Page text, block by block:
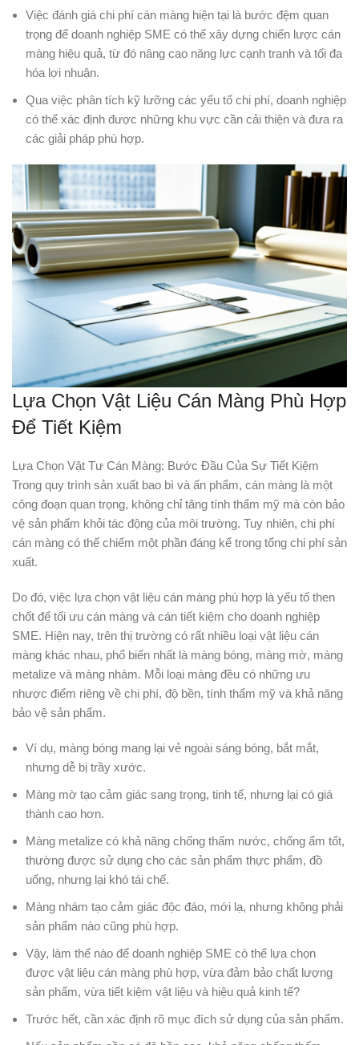
Việc đánh giá chi phí cán màng hiện tại là bước đệm quan
trọng để doanh nghiệp SME có thể xây dựng chiến lược cán
màng hiệu quả, từ đó nâng cao năng lực cạnh tranh và tối đa
hóa lợi nhuận.
Qua việc phân tích kỹ lưỡng các yếu tố chi phí, doanh nghiệp
có thể xác định được những khu vực cần cải thiện và đưa ra
các giải pháp phù hợp.
Lựa Chọn Vật Liệu Cán Màng Phù Hợp
Để Tiết Kiệm
Lựa Chọn Vật Tư Cán Màng: Bước Đầu Của Sự Tiết Kiệm
Trong quy trình sản xuất bao bì và ấn phẩm, cán màng là một
công đoạn quan trọng, không chỉ tăng tính thẩm mỹ mà còn bảo
vệ sản phẩm khỏi tác động của môi trường. Tuy nhiên, chi phí
cán màng có thể chiếm một phần đáng kể trong tổng chi phí sản
xuất.
Do đó, việc lựa chọn vật liệu cán màng phù hợp là yếu tố then
chốt để tối ưu cán màng và cán tiết kiệm cho doanh nghiệp
SME. Hiện nay, trên thị trường có rất nhiều loại vật liệu cán
màng khác nhau, phổ biến nhất là màng bóng, màng mờ, màng
metalize và màng nhám. Mỗi loại màng đều có những ưu
nhược điểm riêng về chi phí, độ bền, tính thẩm mỹ và khả năng
bảo vệ sản phẩm.
Ví dụ, màng bóng mang lại vẻ ngoài sáng bóng, bắt mắt,
nhưng dễ bị trầy xước.
Màng mờ tạo cảm giác sang trọng, tinh tế, nhưng lại có giá
thành cao hơn.
Màng metalize có khả năng chống thấm nước, chống ẩm tốt,
thường được sử dụng cho các sản phẩm thực phẩm, đồ
uống, nhưng lại khó tái chế.
Màng nhám tạo cảm giác độc đáo, mới lạ, nhưng không phải
sản phẩm nào cũng phù hợp.
Vậy, làm thế nào để doanh nghiệp SME có thể lựa chọn
được vật liệu cán màng phù hợp, vừa đảm bảo chất lượng
sản phẩm, vừa tiết kiệm vật liệu và hiệu quả kinh tế?
Trước hết, cần xác định rõ mục đích sử dụng của sản phẩm.